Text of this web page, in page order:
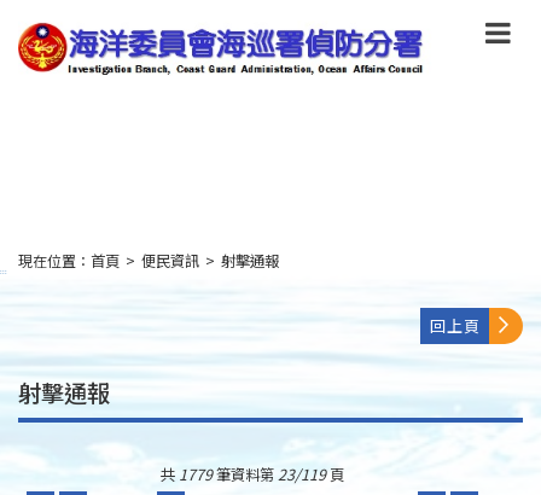
到
主
要
:::
現在位置： 首頁 > 便民資訊 > 射擊通報
回上頁
射擊通報
共 1779筆資料第23/119頁